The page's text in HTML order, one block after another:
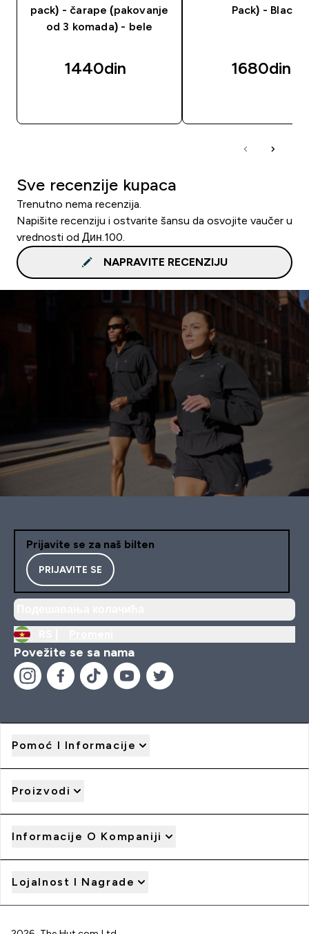
pack) - čarape (pakovanje
od 3 komada) - bele
1440din‎
Pack) - Black
1680din‎
Sve recenzije kupaca
Trenutno nema recenzija.
Napišite recenziju i ostvarite šansu da osvojite vaučer u
vrednosti od Дин.100.
NAPRAVITE RECENZIJU
Prijavite se za naš bilten
PRIJAVITE SE
Povežite se sa nama
Pomoć I Informacije
Proizvodi
Informacije O Kompaniji
Lojalnost I Nagrade